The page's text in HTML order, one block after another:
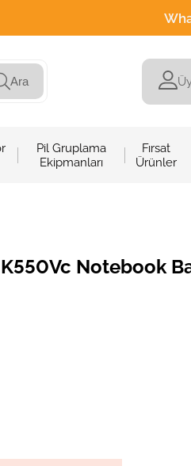
Ara
Pil Gruplama
Ekipmanları
Fırsat
Ürünler
Notebook